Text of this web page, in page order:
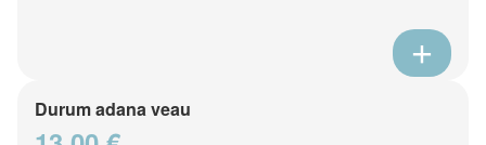
Durum adana veau